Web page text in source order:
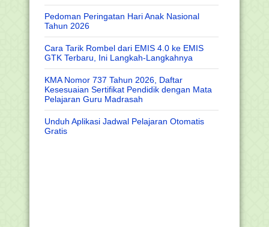
Pedoman Peringatan Hari Anak Nasional
Tahun 2026
Cara Tarik Rombel dari EMIS 4.0 ke EMIS
GTK Terbaru, Ini Langkah-Langkahnya
KMA Nomor 737 Tahun 2026, Daftar
Kesesuaian Sertifikat Pendidik dengan Mata
Pelajaran Guru Madrasah
Unduh Aplikasi Jadwal Pelajaran Otomatis
Gratis